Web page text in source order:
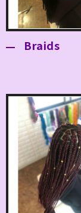
Braids